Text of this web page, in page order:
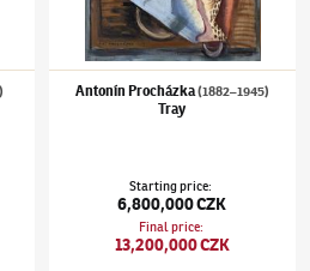
Antonín Procházka(1882–1945)
Tray
Starting price:
6,800,000 CZK
Final price:
13,200,000 CZK